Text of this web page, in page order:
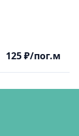
125₽/пог.м